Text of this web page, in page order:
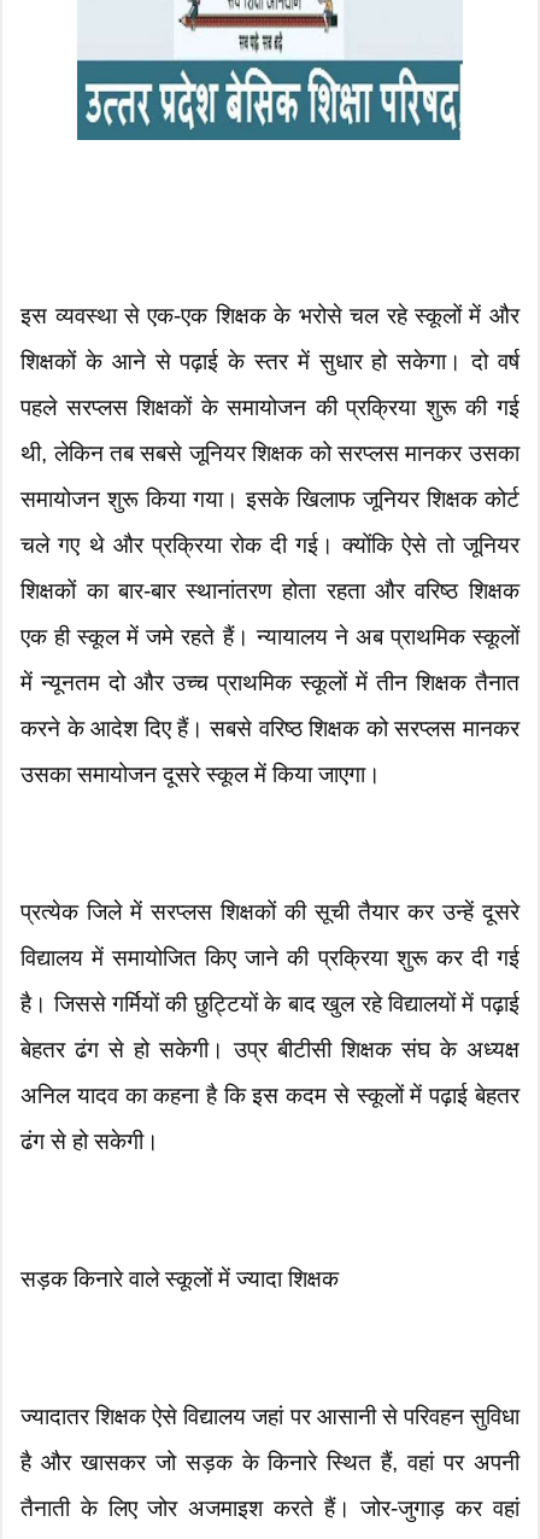
इस व्यवस्था से एक-एक शिक्षक के भरोसे चल रहे स्कूलों में और
शिक्षकों के आने से पढ़ाई के स्तर में सुधार हो सकेगा। दो वर्ष
पहले सरप्लस शिक्षकों के समायोजन की प्रक्रिया शुरू की गई
थी, लेकिन तब सबसे जूनियर शिक्षक को सरप्लस मानकर उसका
समायोजन शुरू किया गया। इसके खिलाफ जूनियर शिक्षक कोर्ट
चले गए थे और प्रक्रिया रोक दी गई। क्योंकि ऐसे तो जूनियर
शिक्षकों का बार-बार स्थानांतरण होता रहता और वरिष्ठ शिक्षक
एक ही स्कूल में जमे रहते हैं। न्यायालय ने अब प्राथमिक स्कूलों
में न्यूनतम दो और उच्च प्राथमिक स्कूलों में तीन शिक्षक तैनात
करने के आदेश दिए हैं। सबसे वरिष्ठ शिक्षक को सरप्लस मानकर
उसका समायोजन दूसरे स्कूल में किया जाएगा।
प्रत्येक जिले में सरप्लस शिक्षकों की सूची तैयार कर उन्हें दूसरे
विद्यालय में समायोजित किए जाने की प्रक्रिया शुरू कर दी गई
है। जिससे गर्मियों की छुट्टियों के बाद खुल रहे विद्यालयों में पढ़ाई
बेहतर ढंग से हो सकेगी। उप्र बीटीसी शिक्षक संघ के अध्यक्ष
अनिल यादव का कहना है कि इस कदम से स्कूलों में पढ़ाई बेहतर
ढंग से हो सकेगी।
सड़क किनारे वाले स्कूलों में ज्यादा शिक्षक
ज्यादातर शिक्षक ऐसे विद्यालय जहां पर आसानी से परिवहन सुविधा
है और खासकर जो सड़क के किनारे स्थित हैं, वहां पर अपनी
तैनाती के लिए जोर अजमाइश करते हैं। जोर-जुगाड़ कर वहां